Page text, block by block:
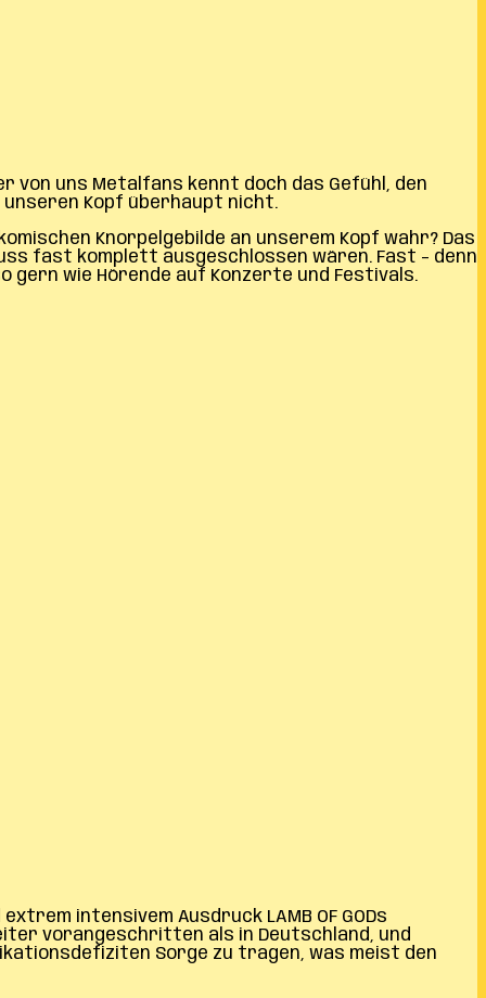
von uns Metalfans kennt doch das Gefühl, den
unseren Kopf überhaupt nicht.
Knorpelgebilde an unserem Kopf wahr? Das
fast komplett ausgeschlossen wären. Fast – denn
gern wie Hörende auf Konzerte und Festivals.
intensivem Ausdruck LAMB OF GODs
vorangeschritten als in Deutschland, und
Sorge zu tragen, was meist den